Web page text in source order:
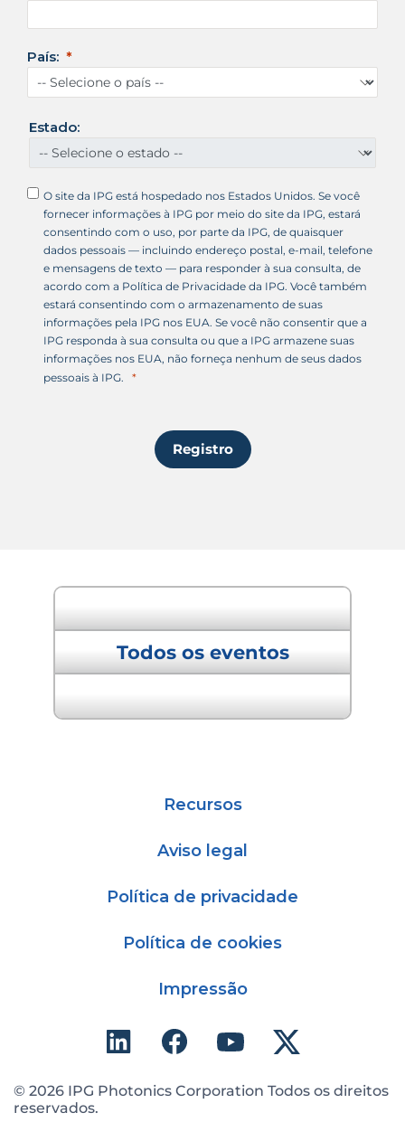
d
s
U
i
+
1
País:
Estado:
O site da IPG está hospedado nos Estados Unidos. Se você
fornecer informações à IPG por meio do site da IPG, estará
consentindo com o uso, por parte da IPG, de quaisquer
dados pessoais — incluindo endereço postal, e-mail, telefone
e mensagens de texto — para responder à sua consulta, de
acordo com a Política de Privacidade da IPG. Você também
estará consentindo com o armazenamento de suas
informações pela IPG nos EUA. Se você não consentir que a
IPG responda à sua consulta ou que a IPG armazene suas
informações nos EUA, não forneça nenhum de seus dados
pessoais à IPG.
Registro
Todos os eventos
Recursos
Aviso legal
Política de privacidade
Política de cookies
Impressão
© 2026 IPG Photonics Corporation Todos os direitos
reservados.